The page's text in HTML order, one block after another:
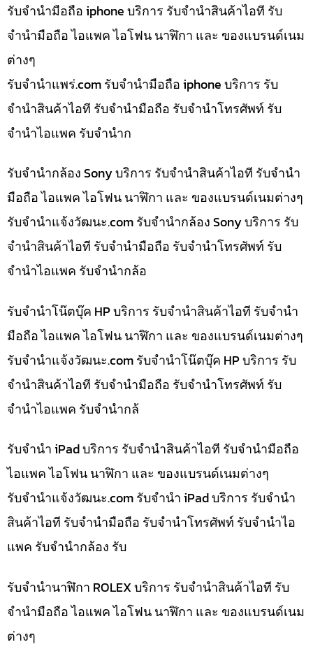
รับจำนำมือถือ iphone บริการ รับจำนำสินค้าไอที รับ
จำนำมือถือ ไอแพค ไอโฟน นาฬิกา และ ของแบรนด์เนม
ต่างๆ
รับจํานําแพร่.com รับจำนำมือถือ iphone บริการ รับ
จำนำสินค้าไอที รับจำนำมือถือ รับจำนำโทรศัพท์ รับ
จำนำไอแพค รับจำนำก
รับจำนำกล้อง Sony บริการ รับจำนำสินค้าไอที รับจำนำ
มือถือ ไอแพค ไอโฟน นาฬิกา และ ของแบรนด์เนมต่างๆ
รับจํานําแจ้งวัฒนะ.com รับจำนำกล้อง Sony บริการ รับ
จำนำสินค้าไอที รับจำนำมือถือ รับจำนำโทรศัพท์ รับ
จำนำไอแพค รับจำนำกล้อ
รับจำนำโน๊ตบุ๊ค HP บริการ รับจำนำสินค้าไอที รับจำนำ
มือถือ ไอแพค ไอโฟน นาฬิกา และ ของแบรนด์เนมต่างๆ
รับจํานําแจ้งวัฒนะ.com รับจำนำโน๊ตบุ๊ค HP บริการ รับ
จำนำสินค้าไอที รับจำนำมือถือ รับจำนำโทรศัพท์ รับ
จำนำไอแพค รับจำนำกล้
รับจำนำ iPad บริการ รับจำนำสินค้าไอที รับจำนำมือถือ
ไอแพค ไอโฟน นาฬิกา และ ของแบรนด์เนมต่างๆ
รับจํานําแจ้งวัฒนะ.com รับจำนำ iPad บริการ รับจำนำ
สินค้าไอที รับจำนำมือถือ รับจำนำโทรศัพท์ รับจำนำไอ
แพค รับจำนำกล้อง รับ
รับจำนำนาฬิกา ROLEX บริการ รับจำนำสินค้าไอที รับ
จำนำมือถือ ไอแพค ไอโฟน นาฬิกา และ ของแบรนด์เนม
ต่างๆ